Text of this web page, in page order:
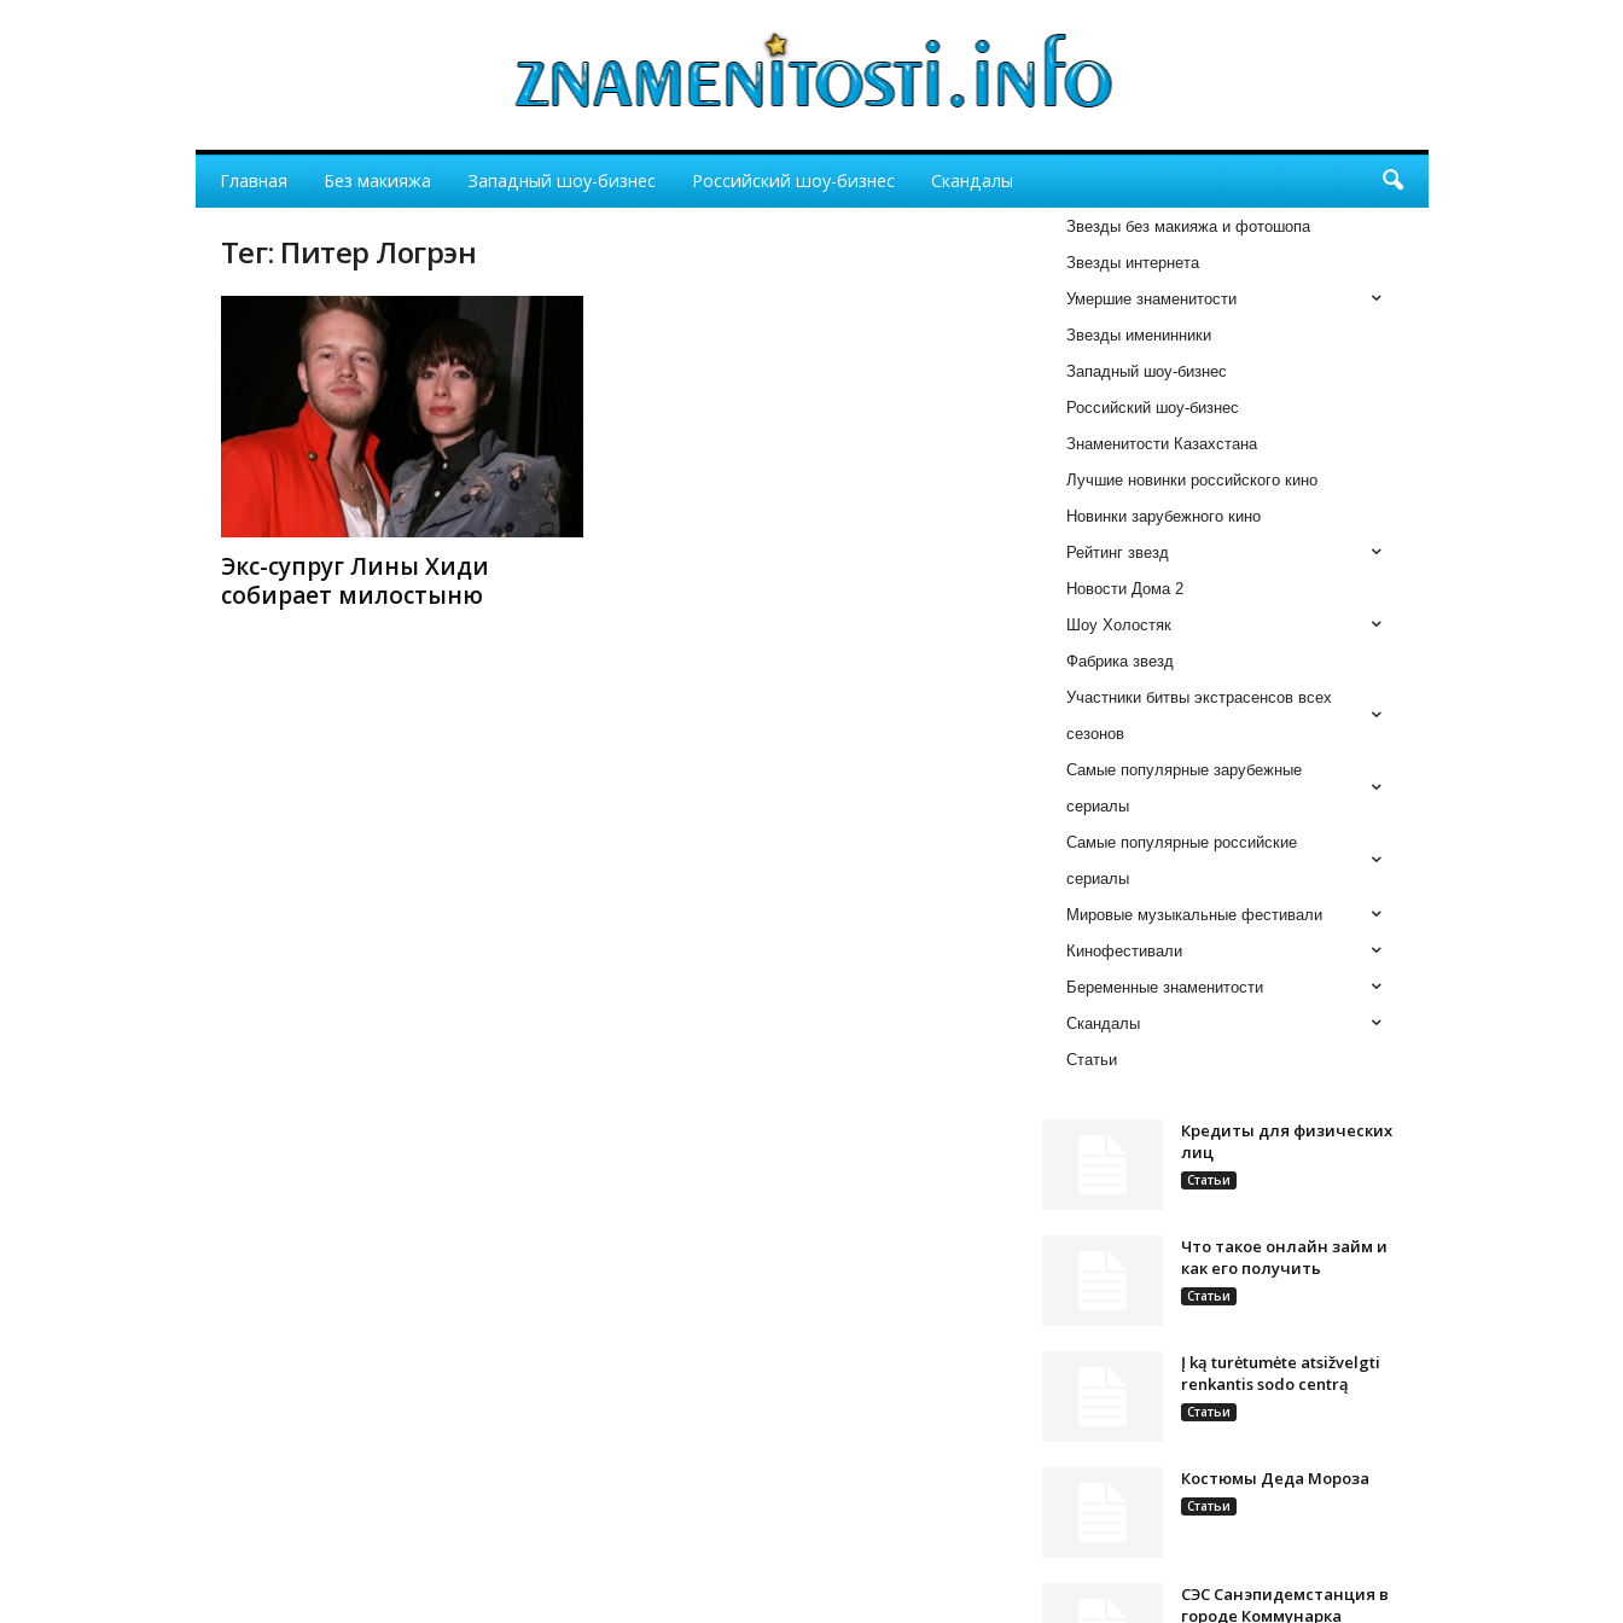
Главная Без макияжа Западный шоу-бизнес Российский шоу-бизнес Скандалы
Тег: Питер Логрэн
Экс-супруг Лины Хиди
собирает милостыню
Звезды без макияжа и фотошопа
Звезды интернета
Умершие знаменитости
Звезды именинники
Западный шоу-бизнес
Российский шоу-бизнес
Знаменитости Казахстана
Лучшие новинки российского кино
Новинки зарубежного кино
Рейтинг звезд
Новости Дома 2
Шоу Холостяк
Фабрика звезд
Участники битвы экстрасенсов всех
сезонов
Самые популярные зарубежные
сериалы
Самые популярные российские
сериалы
Мировые музыкальные фестивали
Кинофестивали
Беременные знаменитости
Скандалы
Статьи
Кредиты для физических
лиц
Статьи
Что такое онлайн займ и
как его получить
Статьи
Į ką turėtumėte atsižvelgti
renkantis sodo centrą
Статьи
Костюмы Деда Мороза
Статьи
СЭС Санэпидемстанция в
городе Коммунарка